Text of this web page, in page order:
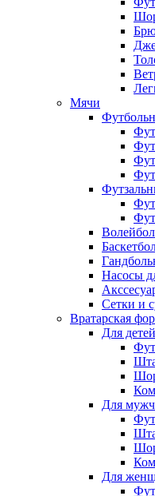
Мячи
Насосы
Сетки и
Вратарская
Для детей
Для
Для